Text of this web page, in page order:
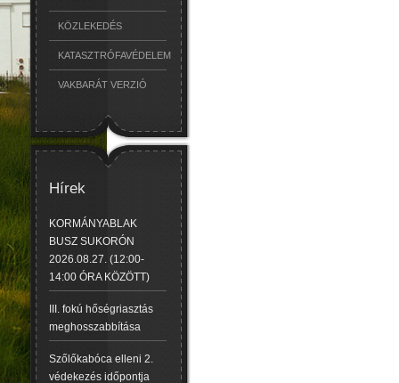
KÖZLEKEDÉS
KATASZTRÓFAVÉDELEM
VAKBARÁT VERZIÓ
Hírek
KORMÁNYABLAK
BUSZ SUKORÓN
2026.08.27. (12:00-
14:00 ÓRA KÖZÖTT)
III. fokú hőségriasztás
meghosszabbítása
Szőlőkabóca elleni 2.
védekezés időpontja